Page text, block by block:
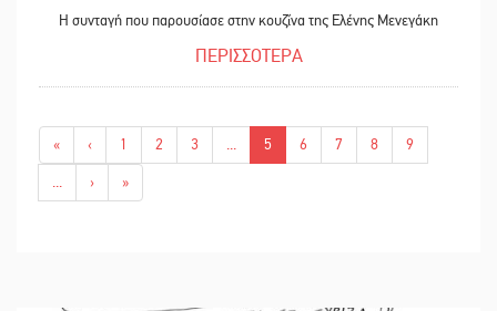
Η συνταγή που παρουσίασε στην κουζίνα της Ελένης Μενεγάκη
ΠΕΡΙΣΣΟΤΕΡΑ
« ‹ 1 2 3 ... 5 6 7 8
9
...
› »